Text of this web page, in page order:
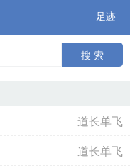
足迹
搜 索
道长单飞
道长单飞